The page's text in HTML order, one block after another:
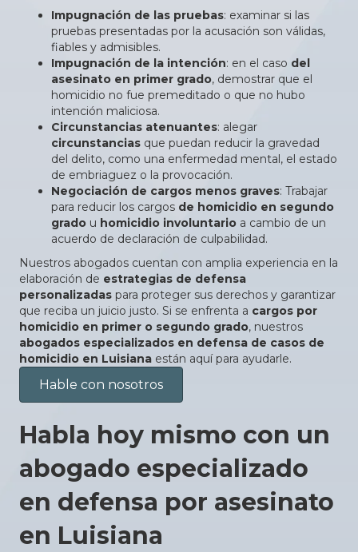
Impugnación de las pruebas: examinar si las
pruebas presentadas por la acusación son válidas,
fiables y admisibles.
Impugnación de la intención: en el caso del
asesinato en primer grado, demostrar que el
homicidio no fue premeditado o que no hubo
intención maliciosa.
Circunstancias atenuantes: alegar
circunstancias que puedan reducir la gravedad
del delito, como una enfermedad mental, el estado
de embriaguez o la provocación.
Negociación de cargos menos graves: Trabajar
para reducir los cargos de homicidio en segundo
grado u homicidio involuntario a cambio de un
acuerdo de declaración de culpabilidad.
Nuestros abogados cuentan con amplia experiencia en la
elaboración de estrategias de defensa
personalizadas para proteger sus derechos y garantizar
que reciba un juicio justo. Si se enfrenta a cargos por
homicidio en primer o segundo grado, nuestros
abogados especializados en defensa de casos de
homicidio en Luisiana están aquí para ayudarle.
Hable con nosotros
Habla hoy mismo con un
abogado especializado
en defensa por asesinato
en Luisiana